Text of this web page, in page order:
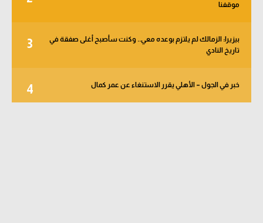
موقفنا
3
بيزيرا: الزمالك لم يلتزم بوعده معي.. وكنت سأصبح أغلى صفقة في
تاريخ النادي
4 خبر في الجول – الأهلي يقرر الاستنغاء عن عمر كمال